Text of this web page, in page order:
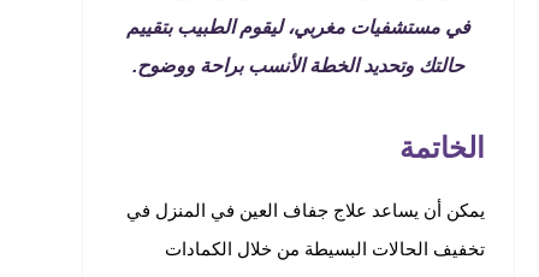
في مستشفيات مغربي، ليقوم الطبيب بتقييم
حالتك وتحديد الخطة الأنسب براحة ووضوح.
الخاتمة
يمكن أن يساعد علاج جفاف العين في المنزل في
تخفيف الحالات البسيطة من خلال الكمادات